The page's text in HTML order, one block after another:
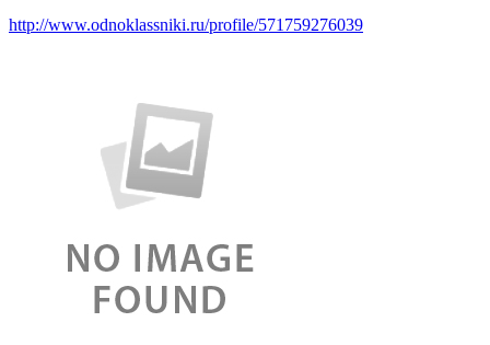
http://www.odnoklassniki.ru/profile/571759276039